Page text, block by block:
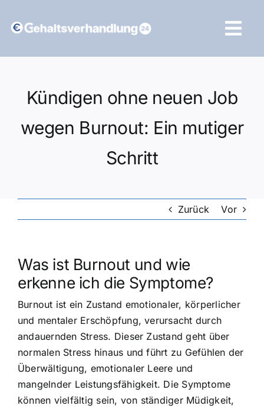
Inhalt
Kündigen ohne neuen Job
wegen Burnout: Ein mutiger
Schritt
Zurück Vor
Was ist Burnout und wie
erkenne ich die Symptome?
Burnout ist ein Zustand emotionaler, körperlicher
und mentaler Erschöpfung, verursacht durch
andauernden Stress. Dieser Zustand geht über
normalen Stress hinaus und führt zu Gefühlen der
Überwältigung, emotionaler Leere und
mangelnder Leistungsfähigkeit. Die Symptome
können vielfältig sein, von ständiger Müdigkeit,